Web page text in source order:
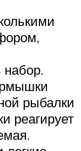
набор.
рыбалки
реагирует